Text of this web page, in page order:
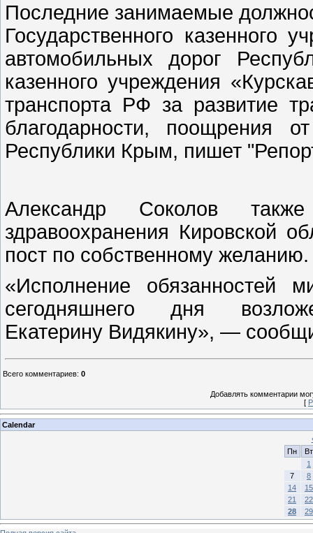
Последние занимаемые
Государственного казенного
автомобильных дорог
казенного учреждения
транспорта РФ за развитие
благодарности, поощрения
Республики Крым, пишет
Александр Соколов
здравоохранения Кировской
пост по собственному
«Исполнение обязанностей
сегодняшнего дня
Екатерину Видякину», —
Всего комментариев: 0
Добавлять комментарии
[
Calendar
Пн
Вт
1
7
8
14
15
21
22
28
29